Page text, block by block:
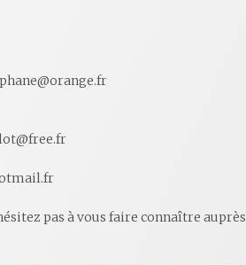
pas à vous faire connaître